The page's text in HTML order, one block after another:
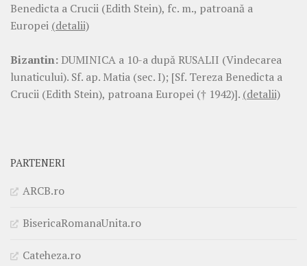
Benedicta a Crucii (Edith Stein), fc. m., patroană a
Europei (detalii)
Bizantin: DUMINICA a 10-a după RUSALII (Vindecarea
lunaticului). Sf. ap. Matia (sec. I); [Sf. Tereza Benedicta a
Crucii (Edith Stein), patroana Europei († 1942)]. (detalii)
PARTENERI
ARCB.ro
BisericaRomanaUnita.ro
Cateheza.ro